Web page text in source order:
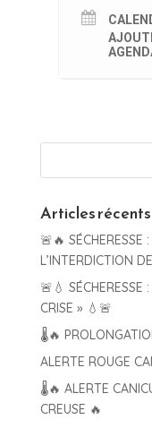
Articles récents
🚨🔥 SÉCHERESSE
L’INTERDICTION
🚨💧 SÉCHERESSE
CRISE » 💧🚨
🌡️🔥
ALERTE ROUGE
🌡️🔥 ALERTE
CREUSE 🔥